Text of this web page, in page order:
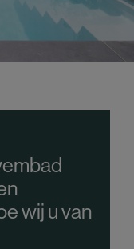
wij u van